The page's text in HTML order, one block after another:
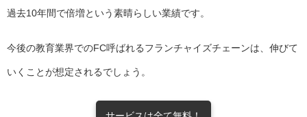
過去10年間で倍増という素晴らしい業績です。
今後の教育業界でのFC呼ばれるフランチャイズチェーンは、伸びて
いくことが想定されるでしょう。